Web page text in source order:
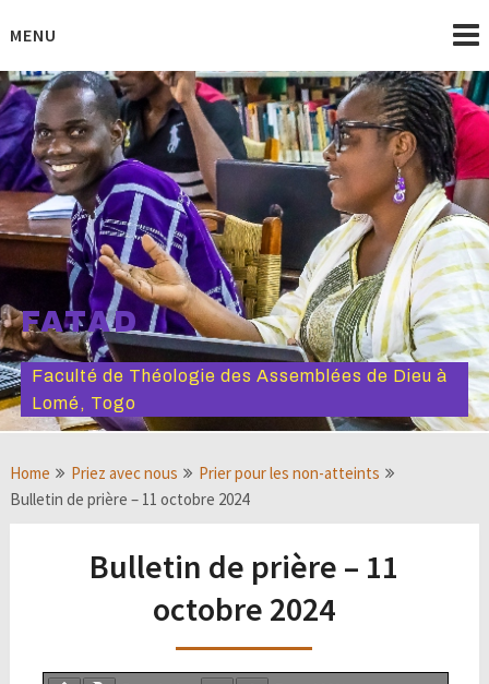
toMENU
FATAD
Faculté de Théologie des Assemblées de Dieu à
Lomé, Togo
Home Priez avec nous
Prier pour les non-atteints
Bulletin de prière – 11 octobre 2024
Bulletin de prière – 11
octobre 2024